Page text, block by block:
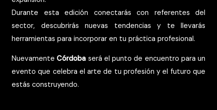
Durante esta edición conectarás con referentes del
sector, descubrirás nuevas tendencias y te llevarás
herramientas para incorporar en tu práctica profesional.
NuevamenteCórdoba será el punto de encuentro para un
evento que celebra el arte de tu profesión y el futuro que
estás construyendo.